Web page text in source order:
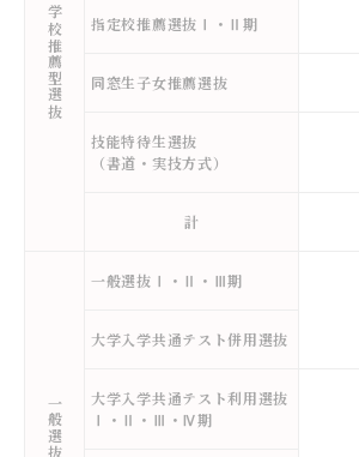
学校推薦型選抜 指定校推薦選抜Ⅰ・Ⅱ期
同窓生子女推薦選抜
技能特待生選抜
（書道・実技方式）
計
一般選抜
一般選抜Ⅰ・Ⅱ・Ⅲ期
大学入学共通テスト併用選抜
大学入学共通テスト利用選抜
Ⅰ・Ⅱ・Ⅲ・Ⅳ期